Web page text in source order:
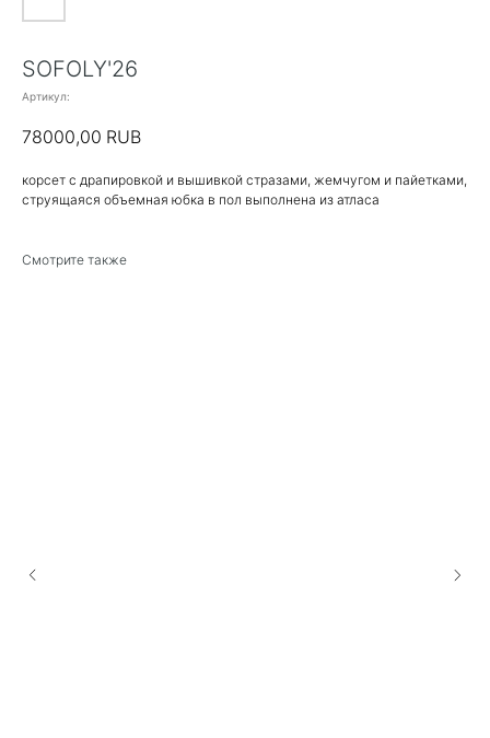
SOFOLY'26
Артикул:
78000,00 RUB
корсет с драпировкой и вышивкой стразами, жемчугом и пайетками,
струящаяся объемная юбка в пол выполнена из атласа
Смотрите также